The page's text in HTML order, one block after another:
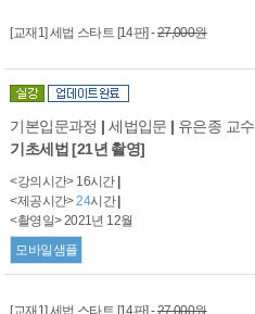
[교재1] 세법 스타트 [14판] -27,000원
기본입문과정 | 세법입문 | 유은종 교수
기초세법 [21년 촬영]
<강의시간> 16시간
<제공시간>24시간
<촬영일> 2021년 12월
모바일샘플